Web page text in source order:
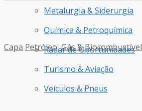
Metalurgia & Siderurgia
Química & Petroquímica
Radar de Oportunidades
Turismo & Aviação
Veículos & Pneus
Capa Petróleo, Gás & Biocombustível